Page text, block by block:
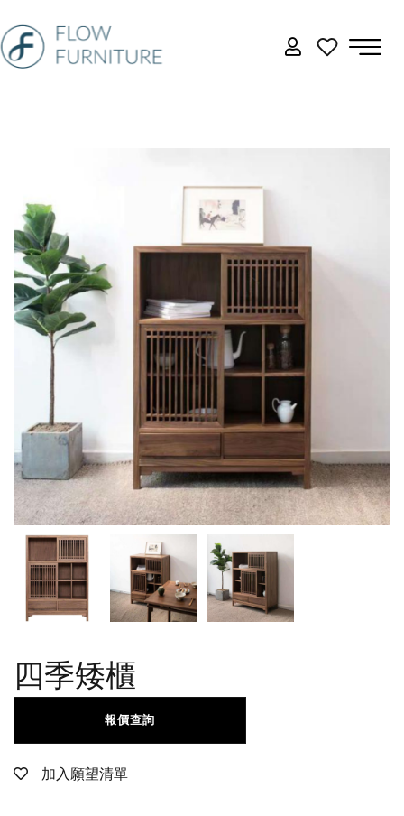
四季矮櫃
加入願望清單
報價查詢